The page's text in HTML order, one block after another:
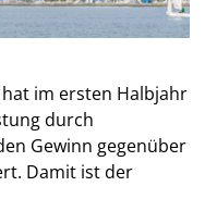
hat im ersten Halbjahr
durch
Gewinn gegenüber
Damit ist der